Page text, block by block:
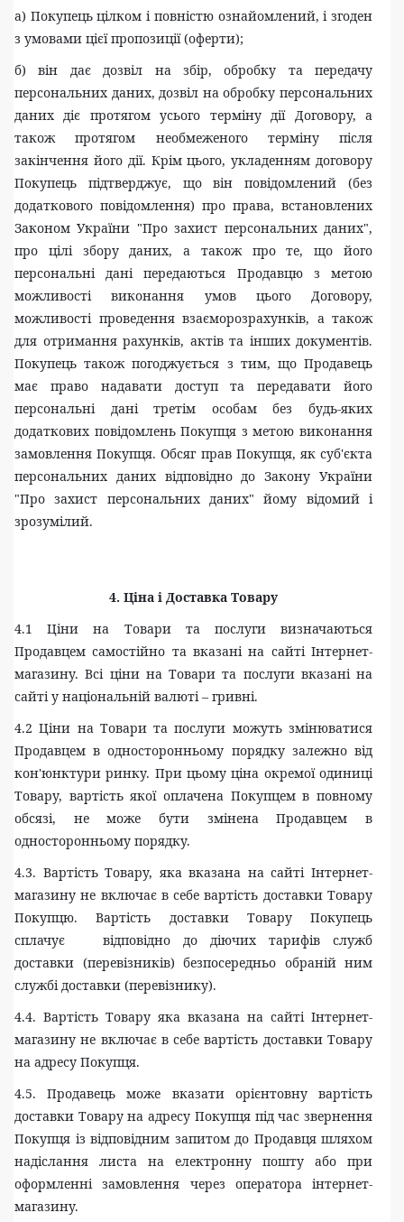
а) Покупець цілком і повністю ознайомлений, і згоден
з умовами цієї пропозиції (оферти);
б) він дає дозвіл на збір, обробку та передачу
персональних даних, дозвіл на обробку персональних
даних діє протягом усього терміну дії Договору, а
також протягом необмеженого терміну після
закінчення його дії. Крім цього, укладенням договору
Покупець підтверджує, що він повідомлений (без
додаткового повідомлення) про права, встановлених
Законом України "Про захист персональних даних",
про цілі збору даних, а також про те, що його
персональні дані передаються Продавцю з метою
можливості виконання умов цього Договору,
можливості проведення взаєморозрахунків, а також
для отримання рахунків, актів та інших документів.
Покупець також погоджується з тим, що Продавець
має право надавати доступ та передавати його
персональні дані третім особам без будь-яких
додаткових повідомлень Покупця з метою виконання
замовлення Покупця. Обсяг прав Покупця, як суб'єкта
персональних даних відповідно до Закону України
"Про захист персональних даних" йому відомий і
зрозумілий.
4. Ціна і Доставка Товару
4.1 Ціни на Товари та послуги визначаються
Продавцем самостійно та вказані на сайті Інтернет-
магазину. Всі ціни на Товари та послуги вказані на
сайті унаціональній валюті – гривні.
4.2 Ціни на Товари та послуги можуть змінюватися
Продавцем в односторонньому порядку залежно від
кон'юнктури ринку. При цьому ціна окремої одиниці
Товару, вартість якої оплачена Покупцем в повному
обсязі, не може бути змінена Продавцем в
односторонньому порядку.
4.3. Вартість Товару, яка вказана на сайті Інтернет-
магазину не включає в себе вартість доставки Товару
Покупцю. Вартість доставки Товару Покупець
сплачує відповідно до діючих тарифів служб
доставки (перевізників) безпосередньо обраній ним
службі доставки (перевізнику).
4.4. Вартість Товару яка вказана на сайті Інтернет-
магазину не включає в себе вартість доставки Товару
на адресу Покупця.
4.5. Продавець може вказати орієнтовну вартість
доставки Товару на адресу Покупця під час звернення
Покупця із відповідним запитом до Продавця шляхом
надіслання листа на електронну пошту або при
оформленні замовлення через оператора інтернет-
магазину.